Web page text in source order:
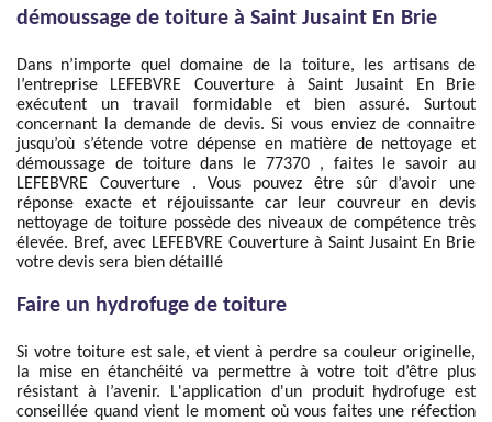
démoussage de toiture à Saint Jusaint En Brie
Dans n’importe quel domaine de la toiture, les artisans de
l’entreprise LEFEBVRE Couverture à Saint Jusaint En Brie
exécutent un travail formidable et bien assuré. Surtout
concernant la demande de devis. Si vous enviez de connaitre
jusqu’où s’étende votre dépense en matière de nettoyage et
démoussage de toiture dans le 77370 , faites le savoir au
LEFEBVRE Couverture . Vous pouvez être sûr d’avoir une
réponse exacte et réjouissante car leur couvreur en devis
nettoyage de toiture possède des niveaux de compétence très
élevée. Bref, avec LEFEBVRE Couverture à Saint Jusaint En Brie
votre devis sera bien détaillé
Faire un hydrofuge de toiture
Si votre toiture est sale, et vient à perdre sa couleur originelle,
la mise en étanchéité va permettre à votre toit d’être plus
résistant à l’avenir. L'application d'un produit hydrofuge est
conseillée quand vient le moment où vous faites une réfection